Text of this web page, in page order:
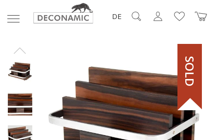
DE
SOLD